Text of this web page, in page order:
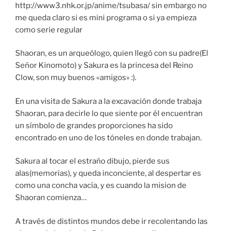
http://www3.nhk.or.jp/anime/tsubasa/ sin embargo no
me queda claro si es mini programa o si ya empieza
como serie regular
Shaoran, es un arqueólogo, quien llegó con su padre(El
Señor Kinomoto) y Sakura es la princesa del Reino
Clow, son muy buenos «amigos» :).
En una visita de Sakura a la excavación donde trabaja
Shaoran, para decirle lo que siente por él encuentran
un símbolo de grandes proporciones ha sido
encontrado en uno de los tóneles en donde trabajan.
Sakura al tocar el estraño dibujo, pierde sus
alas(memorias), y queda inconciente, al despertar es
como una concha vacía, y es cuando la mision de
Shaoran comienza…
A través de distintos mundos debe ir recolentando las